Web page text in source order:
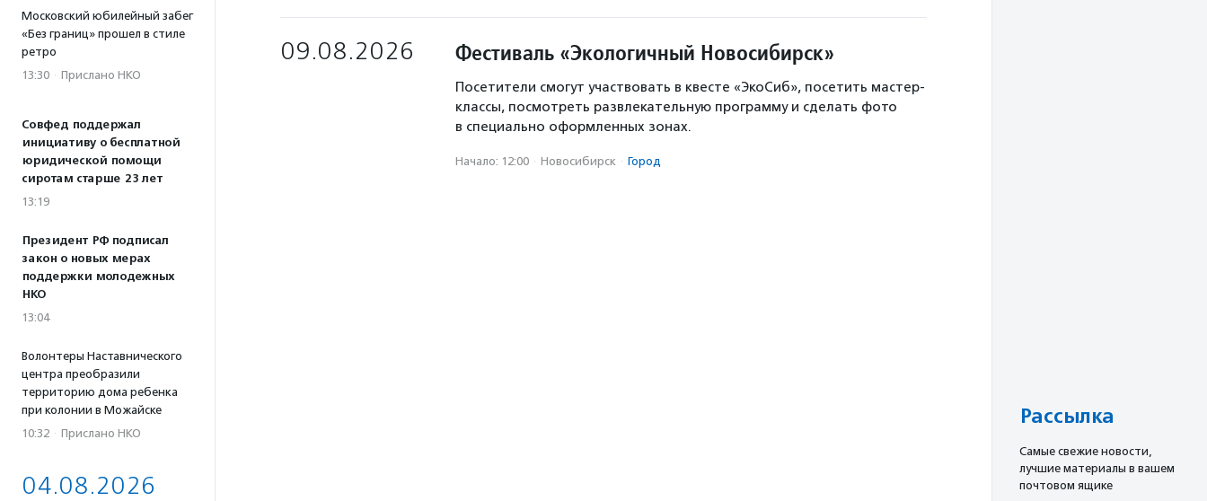
Московский юбилейный забег
«Без границ» прошел в стиле
ретро
13:30 · Прислано НКО
Совфед поддержал
инициативу о бесплатной
юридической помощи
сиротам старше 23 лет
13:19
Президент РФ подписал
закон о новых мерах
поддержки молодежных
НКО
13:04
Волонтеры Наставнического
центра преобразили
территорию дома ребенка
при колонии в Можайске
10:32 · Прислано НКО
04.08.2026
09.08.2026 Фестиваль «Экологичный Новосибирск»
Посетители смогут участвовать в квесте «ЭкоСиб», посетить мастер-
классы, посмотреть развлекательную программу и сделать фото
в специально оформленных зонах.
Начало: 12:00 · Новосибирск · Город
Рассылка
Cамые свежие новости,
лучшие материалы в вашем
почтовом ящике